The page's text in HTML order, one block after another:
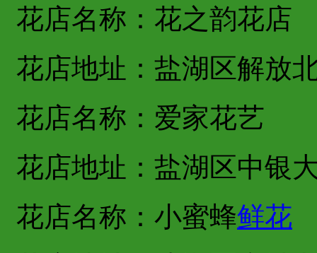
花店名称：花之韵花店
花店地址：盐湖区解放
花店名称：爱家花艺
花店地址：盐湖区中银
花店名称：小蜜蜂鲜花